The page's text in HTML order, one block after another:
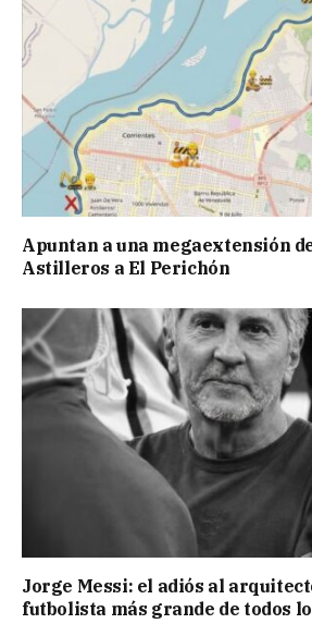
Apuntan a una megaextensión
Astilleros a El Perichón
Jorge Messi: el adiós al
futbolista más grande de todos